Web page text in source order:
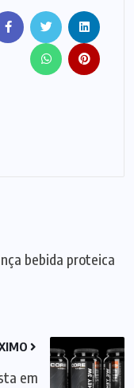
bebida proteica
em